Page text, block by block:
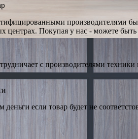
производителями
центрах. Покупая у нас - можете
с производителями
если товар будет не